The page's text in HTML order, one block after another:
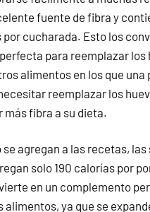
fuente de fibra y
por cucharada. Esto los
para reemplazar los
alimentos en los que una
reemplazar los
más fibra a su dieta.
se agregan a las recetas,
solo 190 calorías por
en un complemento
alimentos, ya que se